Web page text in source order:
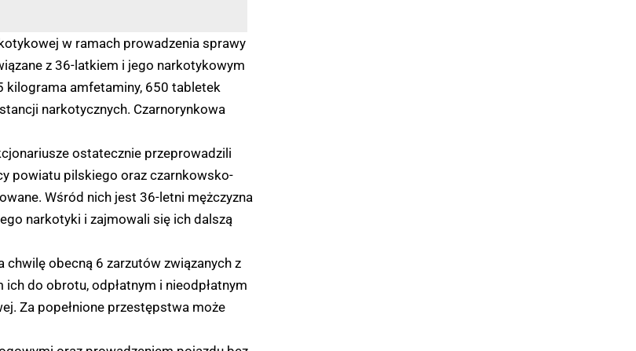
w ramach prowadzenia sprawy
z 36-latkiem i jego narkotykowym
kilograma amfetaminy, 650 tabletek
narkotycznych. Czarnorynkowa
ostatecznie przeprowadzili
powiatu pilskiego oraz czarnkowsko-
Wśród nich jest 36-letni mężczyzna
narkotyki i zajmowali się ich dalszą
chwilę obecną 6 zarzutów związanych z
do obrotu, odpłatnym i nieodpłatnym
Za popełnione przestępstwa może